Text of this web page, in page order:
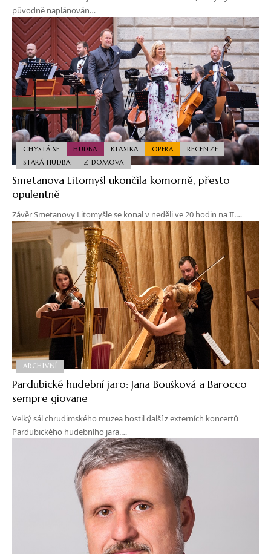
původně naplánován…
CHYSTÁ SE HUDBA KLASIKA OPERA
RECENZE
STARÁ HUDBA
Z DOMOVA
Smetanova Litomyšl ukončila komorně, přesto
opulentně
Závěr Smetanovy Litomyšle se konal v neděli ve 20 hodin na II.…
ARCHIVNÍ
Pardubické hudební jaro: Jana Boušková a Barocco
sempre giovane
Velký sál chrudimského muzea hostil další z externích koncertů
Pardubického hudebního jara.…